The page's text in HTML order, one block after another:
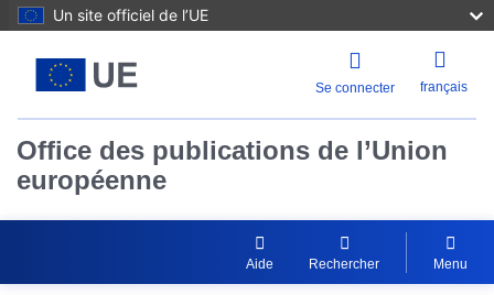
Un site officiel de l’UE
Se connecter français
Office des publications de l’Union
européenne
Aide Rechercher Menu